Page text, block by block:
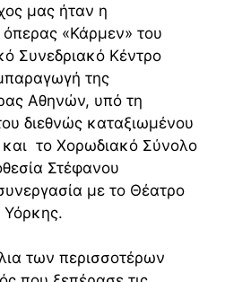
μας ήταν η
«Κάρμεν» του
Συνεδριακό Κέντρο
της
Αθηνών, υπό τη
διεθνώς καταξιωμένου
το Χορωδιακό Σύνολο
Στέφανου
με το Θέατρο
των περισσοτέρων